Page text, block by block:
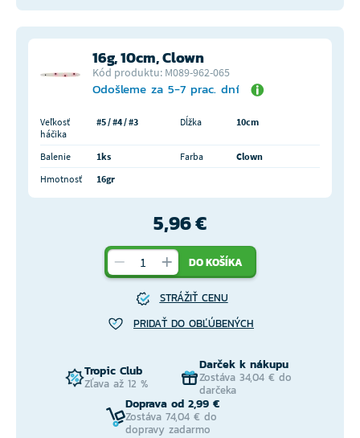
16g, 10cm, Clown
Kód produktu: M089-962-065
Odošleme za 5-7 prac. dní
Veľkosť
háčika
#5 / #4 / #3 Dĺžka 10cm
Balenie 1ks Farba
Clown
Hmotnosť
16gr
5,96 €
DO KOŠÍKA
STRÁŽIŤ CENU
PRIDAŤ DO OBĽÚBENÝCH
Tropic Club
Zľava až 12 %
Darček k nákupu
Zostáva 34,04 € do
darčeka
Doprava od 2,99 €
Zostáva 74,04 € do
dopravy zadarmo